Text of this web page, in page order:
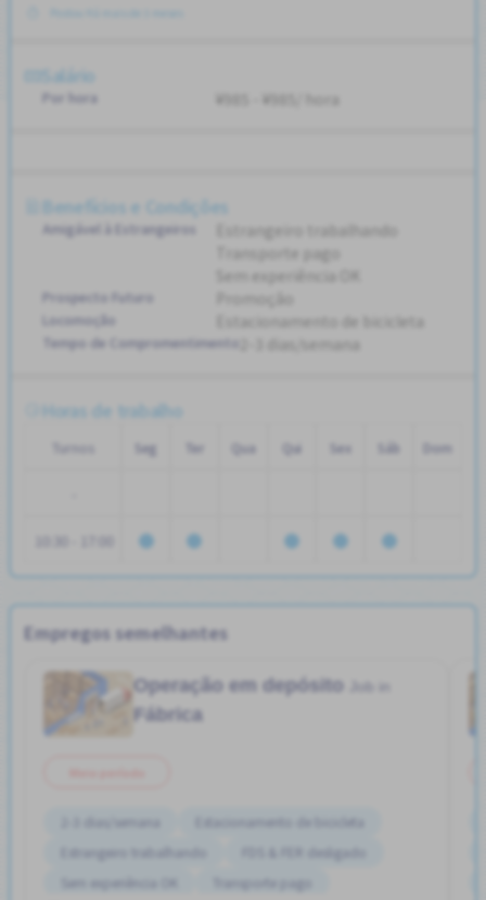
Salário
Por hora ¥985 - ¥985/ hora
Benefícios e Condições
Amigável à Estrangeiros
Estrangeiro trabalhando
Transporte pago
Sem experiência OK
Prospecto Futuro
Locomoção Estacionamento de bicicleta
Tempo de Compromentimento 2-3 dias/semana
Horas de trabalho
Turnos Seg Ter Qua Qui Sex Sáb Dom
Empregos semelhantes
Operação em depósito
Fábrica
2-3 dias/semana
Estacionamento de bicicleta
Estrangeiro trabalhando
FDS & FER desligado
Sem experiência OK
Transporte pago